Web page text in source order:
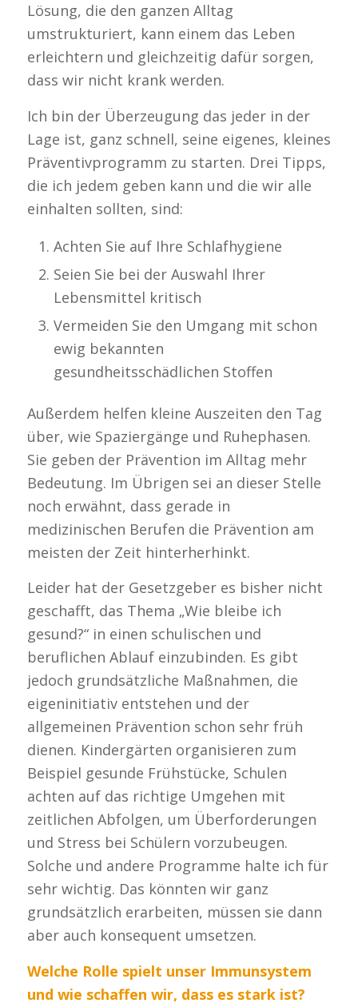
Lösung, die den ganzen Alltag
umstrukturiert, kann einem das Leben
erleichtern und gleichzeitig dafür sorgen,
dass wir nicht krank werden.
Ich bin der Überzeugung das jeder in der
Lage ist, ganz schnell, seine eigenes, kleines
Präventivprogramm zu starten. Drei Tipps,
die ich jedem geben kann und die wir alle
einhalten sollten, sind:
Achten Sie auf Ihre Schlafhygiene
Seien Sie bei der Auswahl Ihrer
Lebensmittel kritisch
Vermeiden Sie den Umgang mit schon
ewig bekannten
gesundheitsschädlichen Stoffen
Außerdem helfen kleine Auszeiten den Tag
über, wie Spaziergänge und Ruhephasen.
Sie geben der Prävention im Alltag mehr
Bedeutung. Im Übrigen sei an dieser Stelle
noch erwähnt, dass gerade in
medizinischen Berufen die Prävention am
meisten der Zeit hinterherhinkt.
Leider hat der Gesetzgeber es bisher nicht
geschafft, das Thema „Wie bleibe ich
gesund?“ in einen schulischen und
beruflichen Ablauf einzubinden. Es gibt
jedoch grundsätzliche Maßnahmen, die
eigeninitiativ entstehen und der
allgemeinen Prävention schon sehr früh
dienen. Kindergärten organisieren zum
Beispiel gesunde Frühstücke, Schulen
achten auf das richtige Umgehen mit
zeitlichen Abfolgen, um Überforderungen
und Stress bei Schülern vorzubeugen.
Solche und andere Programme halte ich für
sehr wichtig. Das könnten wir ganz
grundsätzlich erarbeiten, müssen sie dann
aber auch konsequent umsetzen.
Welche Rolle spielt unser Immunsystem
und wie schaffen wir, dass es stark ist?